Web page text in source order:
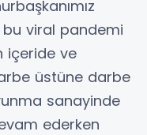
bu viral pandemi
içeride ve
üstüne darbe
sanayinde
ederken